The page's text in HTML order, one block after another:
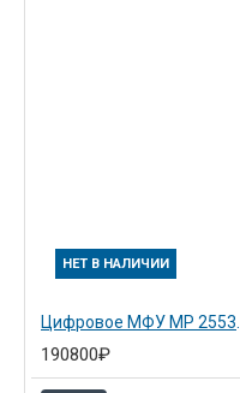
НЕТ В НАЛИЧИИ
190800₽